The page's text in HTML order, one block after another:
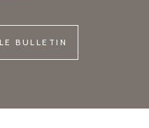
BULLETIN